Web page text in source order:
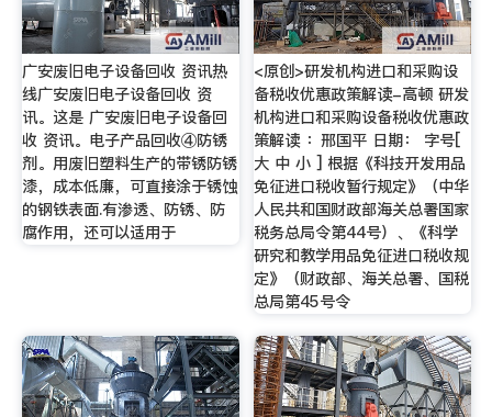
广安废旧电子设备回收 资讯热
线广安废旧电子设备回收 资
讯。这是 广安废旧电子设备回
收 资讯。电子产品回收④防锈
剂。用废旧塑料生产的带锈防锈
漆，成本低廉，可直接涂于锈蚀
的钢铁表面.有渗透、防锈、防
腐作用，还可以适用于
<原创>研发机构进口和采购设
备税收优惠政策解读-高顿 研发
机构进口和采购设备税收优惠政
策解读 ：邢国平 日期： 字号[
大 中 小 ] 根据《科技开发用品
免征进口税收暂行规定》（中华
人民共和国财政部海关总署国家
税务总局令第44号）、《科学
研究和教学用品免征进口税收规
定》（财政部、海关总署、国税
总局第45号令